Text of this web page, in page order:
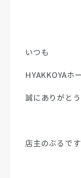
いつも
HYAKKOYAホ
誠にありがと
店主のぶるです